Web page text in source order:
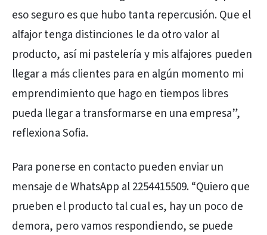
eso seguro es que hubo tanta repercusión. Que el
alfajor tenga distinciones le da otro valor al
producto, así mi pastelería y mis alfajores pueden
llegar a más clientes para en algún momento mi
emprendimiento que hago en tiempos libres
pueda llegar a transformarse en una empresa”,
reflexiona Sofia.
Para ponerse en contacto pueden enviar un
mensaje de WhatsApp al 2254415509. “Quiero que
prueben el producto tal cual es, hay un poco de
demora, pero vamos respondiendo, se puede